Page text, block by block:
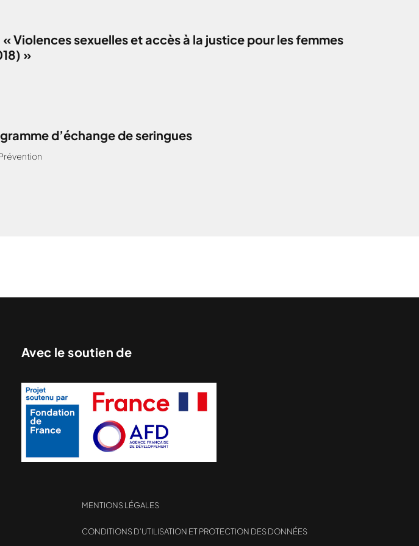
sexuelles et accès à la justice pour les femmes
»
d’échange de seringues
Avec le soutien de
MENTIONS LÉGALES
CONDITIONS D’UTILISATION ET PROTECTION DES DONNÉES